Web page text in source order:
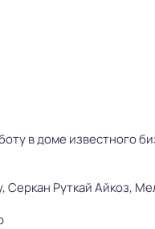
в доме известного
Серкан Руткай Айкоз,